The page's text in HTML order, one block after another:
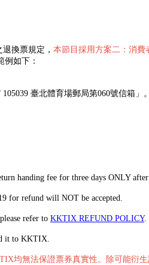
換票規定， 本節目採用方案二：消費
例如下：
臺北體育場郵局第060號信箱」。
handing fee for three days ONLY after
for refund will NOT be accepted.
refer to KKTIX REFUND POLICY.
it to KKTIX.
均無法保證票券真實性。除可能衍